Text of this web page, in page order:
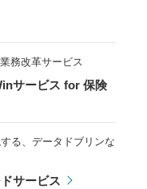
務改革サービス
サービス for 保険
る、データドブリンな
サービス